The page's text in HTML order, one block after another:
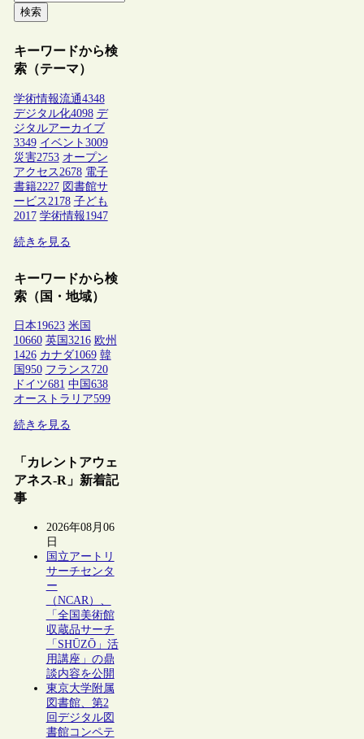
検索
キーワードから検
索（テーマ）
学術情報流通4348
デジタル化4098 デ
ジタルアーカイブ
3349 イベント 3009
災害2753 オープン
アクセス 2678 電子
書籍2227 図書館サ
ービス 2178 子ども
2017 学術情報1947
続きを見る
キーワードから検
索（国・地域）
日本19623 米国
10660 英国 3216 欧州
1426 カナダ1069 韓
国 950 フランス 720
ドイツ681 中国 638
オーストラリア599
続きを見る
「カレントアウェ
アネス-R」新着記
事
2026年08月06
日
国立アートリ
サーチセンタ
ー
（NCAR）、
「全国美術館
収蔵品サーチ
「SHŪZŌ」活
用講座」の鼎
談内容を公開
東京大学附属
図書館、第2
回デジタル図
書館コンペテ